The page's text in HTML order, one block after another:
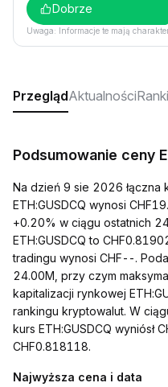
Dobrze
Uwaga: Informacje te mają
PrzeglądAktualności
Podsumowanie ceny
Na dzień 9 sie 2026 łączna
ETH:GUSDCQ wynosi
+0.20% w ciągu ostatnich
ETH:GUSDCQ to
tradingu wynosi CHF--.
24.00M, przy czym
kapitalizacji rynkowej
rankingu kryptowalut. W
kurs ETH:GUSDCQ wyniósł
CHF0.818118.
Najwyższa cena i data